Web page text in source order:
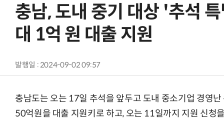
충남, 도내 중기 대상 '추석
대 1억 원 대출 지원
발행일 : 2024-09-02 09:57
충남도는 오는 17일 추석을 앞두고 도내 중소기업 경영
50억원을 대출 지원키로 하고, 오는 11일까지 지원 신청